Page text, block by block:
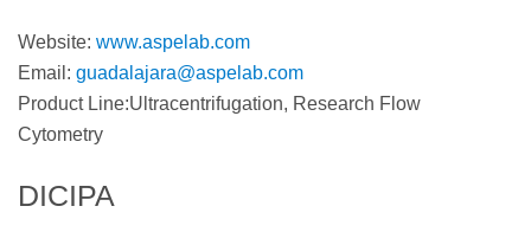
Website: www.aspelab.com
Email: guadalajara@aspelab.com
Product Line:Ultracentrifugation, Research Flow
Cytometry
DICIPA